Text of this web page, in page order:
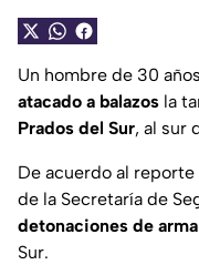
Un hombre de 30
atacado a balazos la
Prados del Sur, al sur
De acuerdo al reporte
de la Secretaría de
detonaciones de
Sur.